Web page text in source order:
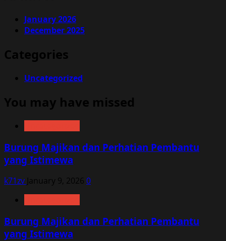
January 2026
December 2025
Categories
Uncategorized
You may have missed
Burung Majikan dan Perhatian Pembantu
yang Istimewa
k71zv January 9, 2026 0
Burung Majikan dan Perhatian Pembantu
yang Istimewa